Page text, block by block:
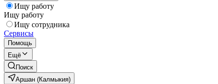
Ищу работу
Ищу работу
Ищу сотрудника
Сервисы
Помощь
Ещё
Поиск
Аршан (Калмыкия)